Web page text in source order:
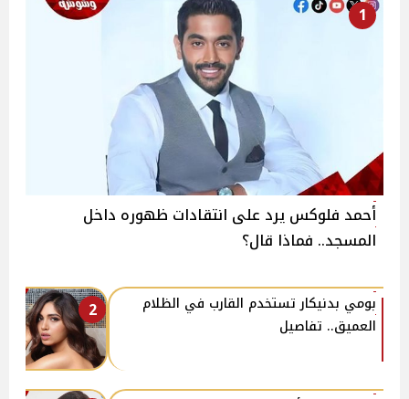
1
أحمد فلوكس يرد على انتقادات ظهوره داخل
المسجد.. فماذا قال؟
2
بومي بدنيكار تستخدم القارب في الظلام
العميق.. تفاصيل